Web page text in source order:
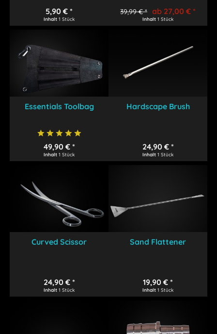
5,90 € *
Inhalt1 Stück
39,99 € * ab 27,00 € *
Inhalt1 Stück
Essentials Toolbag
49,90 € *
Inhalt1 Stück
Hardscape Brush
24,90 € *
Inhalt1 Stück
Curved Scissor
24,90 € *
Inhalt1 Stück
Sand Flattener
19,90 € *
Inhalt1 Stück